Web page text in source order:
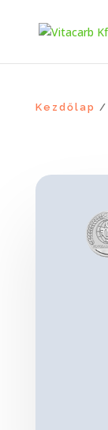
Kezdőlap /